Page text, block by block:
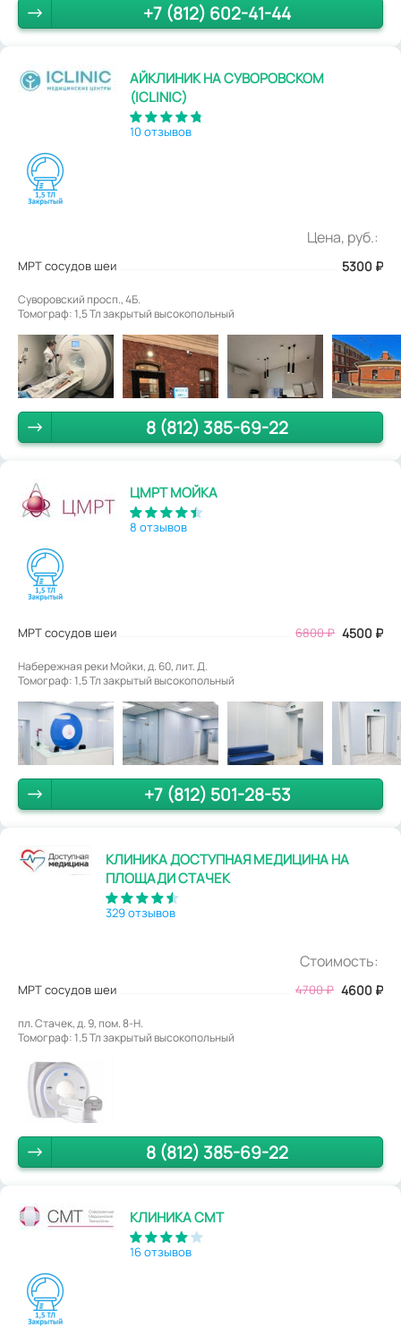
+7 (812) 602-41-44
АЙКЛИНИК НА СУВОРОВСКОМ
(ICLINIC)
10 отзывов
Цена, руб.:
МРТ сосудов шеи 5300 ₽
Суворовский просп., 4Б.
Томограф: 1,5 Тл закрытый высокопольный
8 (812) 385-69-22
ЦМРТ МОЙКА
8 отзывов
МРТ сосудов шеи 6800₽ 4500 ₽
Набережная реки Мойки, д. 60, лит. Д.
Томограф: 1,5 Тл закрытый высокопольный
+7 (812) 501-28-53
КЛИНИКА ДОСТУПНАЯ МЕДИЦИНА НА
ПЛОЩАДИ СТАЧЕК
329 отзывов
Стоимость:
МРТ сосудов шеи 4700₽ 4600 ₽
пл. Стачек, д. 9, пом. 8-Н.
Томограф: 1.5 Тл закрытый высокопольный
8 (812) 385-69-22
КЛИНИКА СМТ
16 отзывов